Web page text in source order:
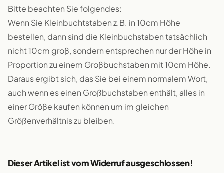
Bitte beachten Sie folgendes:
Wenn Sie Kleinbuchtstaben z.B. in 10cm Höhe
bestellen, dann sind die Kleinbuchstaben tatsächlich
nicht 10cm groß, sondern entsprechen nur der Höhe in
Proportion zu einem Großbuchstaben mit 10cm Höhe.
Daraus ergibt sich, das Sie bei einem normalem Wort,
auch wenn es einen Großbuchstaben enthält, alles in
einer Größe kaufen können um im gleichen
Größenverhältnis zu bleiben.
Dieser Artikel ist vom Widerruf ausgeschlossen!